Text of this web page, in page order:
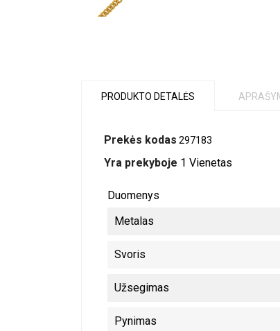
PRODUKTO DETALĖS
Prekės kodas 297183
Yra prekyboje 1 Vienetas
Duomenys
Metalas
Svoris
Užsegimas
Pynimas